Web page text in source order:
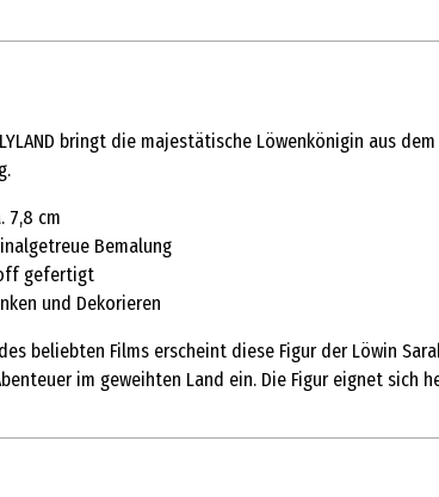
bringt die majestätische Löwenkönigin aus
7,8 cm
Bemalung
gefertigt
und Dekorieren
beliebten Films erscheint diese Figur der Löwin
im geweihten Land ein. Die Figur eignet sich